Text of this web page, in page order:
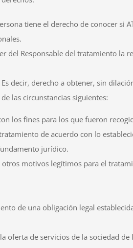
tiene el derecho de conocer si
del Responsable del tratamiento la
decir, derecho a obtener, sin
las circunstancias siguientes:
los fines para los que fueron
de acuerdo con lo
jurídico.
motivos legítimos para el
de una obligación legal
oferta de servicios de la sociedad